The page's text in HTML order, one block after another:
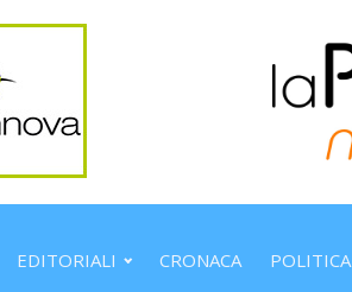
EDITORIALI CRONACA POLITICA